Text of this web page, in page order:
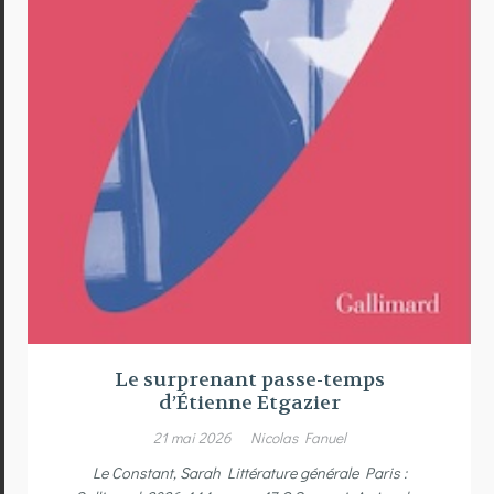
Le surprenant passe-temps
d’Étienne Etgazier
21 mai 2026 Nicolas Fanuel
Le Constant, Sarah Littérature générale Paris :